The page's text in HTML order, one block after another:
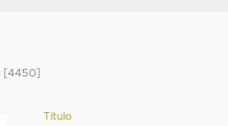
[4450]
Título